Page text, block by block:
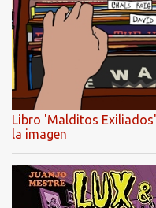
Libro 'Malditos
la imagen